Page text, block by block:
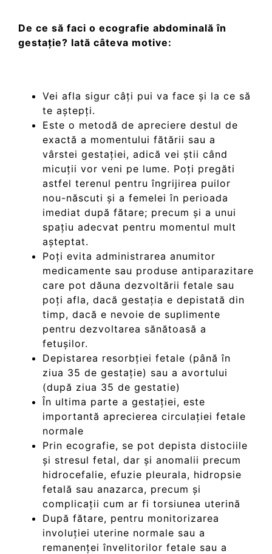
De ce să faci o ecografie abdominală în
gestație? Iată câteva motive:
Vei afla sigur câți pui va face și la ce să
te aștepți.
Este o metodă de apreciere destul de
exactă a momentului fătării sau a
vârstei gestației, adică vei știi când
micuții vor veni pe lume. Poți pregăti
astfel terenul pentru îngrijirea puilor
nou-născuti și a femelei în perioada
imediat după fătare; precum și a unui
spațiu adecvat pentru momentul mult
așteptat.
Poți evita administrarea anumitor
medicamente sau produse antiparazitare
care pot dăuna dezvoltării fetale sau
poți afla, dacă gestația e depistată din
timp, dacă e nevoie de suplimente
pentru dezvoltarea sănătoasă a
fetușilor.
Depistarea resorbției fetale (până în
ziua 35 de gestație) sau a avortului
(după ziua 35 de gestatie)
În ultima parte a gestației, este
importantă aprecierea circulației fetale
normale
Prin ecografie, se pot depista distociile
și stresul fetal, dar și anomalii precum
hidrocefalie, efuzie pleurala, hidropsie
fetală sau anazarca, precum și
complicații cum ar fi torsiunea uterină
După fătare, pentru monitorizarea
involuției uterine normale sau a
remanenței învelitorilor fetale sau a